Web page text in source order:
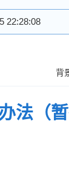
22:28:08
背
法（